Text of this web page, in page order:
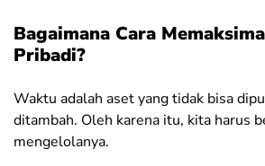
Bagaimana Cara
Pribadi?
Waktu adalah aset yang tidak bisa
ditambah. Oleh karena itu, kita harus
mengelolanya.